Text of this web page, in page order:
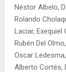
Néstor Albelo,
Rolando
Laciar, Exequiel
Rubén Del
Oscar
Alberto Cortés,